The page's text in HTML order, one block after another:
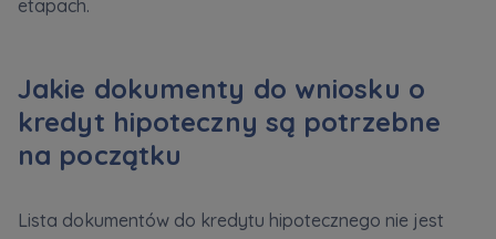
etapach.
Jakie dokumenty do wniosku o
kredyt hipoteczny są potrzebne
na początku
Lista dokumentów do kredytu hipotecznego nie jest